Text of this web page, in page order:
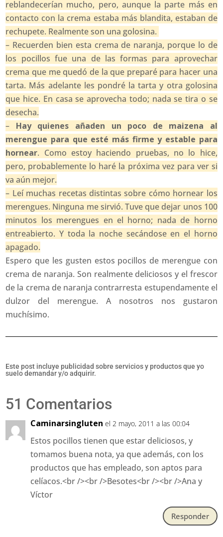
reblandecerían mucho, pero, aunque la parte más en
contacto con la crema estaba más blandita, estaban de
rechupete. Realmente son una golosina.
– Recuerden bien esta crema de naranja, porque lo de
los pocillos fue una de las formas para aprovechar
crema que me quedó de la que preparé para hacer una
tarta. Más adelante les pondré la tarta y otra golosina
que hice. En casa se aprovecha todo; nada se tira o se
desecha.
– Hay quienes añaden un poco de maizena al
merengue para que esté más firme y estable para
hornear. Como estoy haciendo pruebas, no lo hice,
pero, probablemente lo haré la próxima vez para ver si
va aún mejor.
– Leí muchas recetas distintas sobre cómo hornear los
merengues. Ninguna me sirvió. Tuve que dejar unos 100
minutos los merengues en el horno; nada de horno
entreabierto. Y toda la noche secándose en el horno
apagado.
Espero que les gusten estos pocillos de merengue con
crema de naranja. Son realmente deliciosos y el frescor
de la crema de naranja contrarresta estupendamente el
dulzor del merengue. A nosotros nos gustaron
muchísimo.
Este post incluye publicidad sobre servicios y productos que yo
suelo demandar y/o adquirir.
51 Comentarios
Caminarsingluten el 2 mayo, 2011 a las 00:04
Estos pocillos tienen que estar deliciosos, y
tomamos buena nota, ya que además, con los
productos que has empleado, son aptos para
celíacos.<br /><br />Besotes<br /><br />Ana y
Víctor
Responder